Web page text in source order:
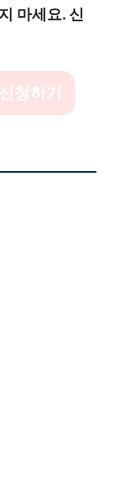
마세요. 신
청하기